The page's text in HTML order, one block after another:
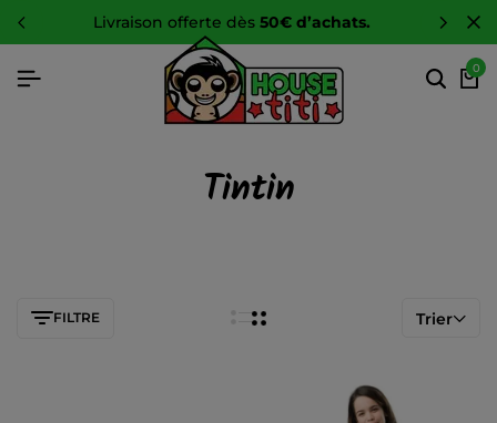
livraison offerte dès 50€ d’achats.
0
Tintin
FILTRE Trier